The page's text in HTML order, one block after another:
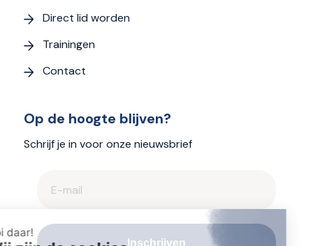
Direct lid worden
Trainingen
Contact
Op de hoogte blijven?
Schrijf je in voor onze nieuwsbrief